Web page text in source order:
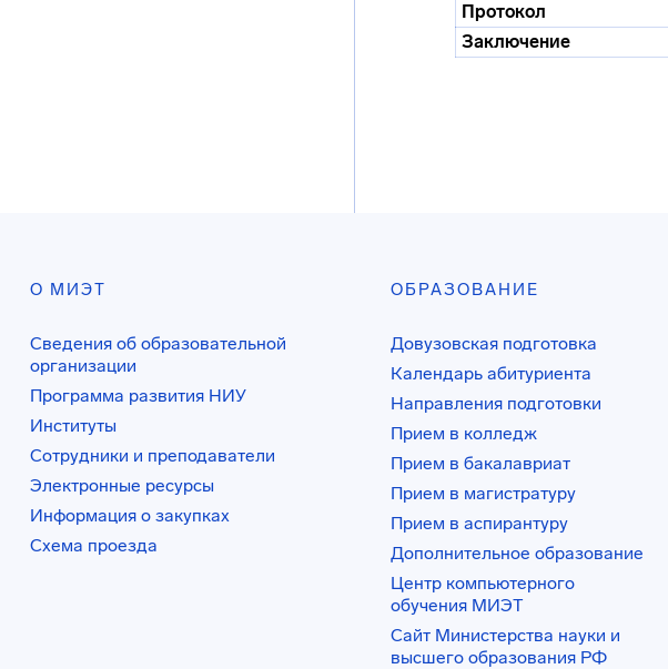
Протокол
Заключение
О МИЭТ
Сведения об образовательной
организации
Программа развития НИУ
Институты
Сотрудники и преподаватели
Электронные ресурсы
Информация о закупках
Схема проезда
ОБРАЗОВАНИЕ
Довузовская подготовка
Календарь абитуриента
Направления подготовки
Прием в колледж
Прием в бакалавриат
Прием в магистратуру
Прием в аспирантуру
Дополнительное образование
Центр компьютерного
обучения МИЭТ
Сайт Министерства науки и
высшего образования РФ